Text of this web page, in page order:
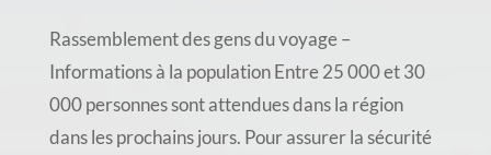
Rassemblement des gens du voyage –
Informations à la population Entre 25 000 et 30
000 personnes sont attendues dans la région
dans les prochains jours. Pour assurer la sécurité